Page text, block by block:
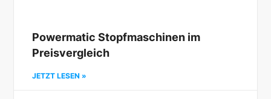
Powermatic Stopfmaschinen im
Preisvergleich
JETZT LESEN »